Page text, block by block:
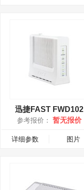
迅捷FAST FWD102
参考报价： 暂无报价
详细参数 图片